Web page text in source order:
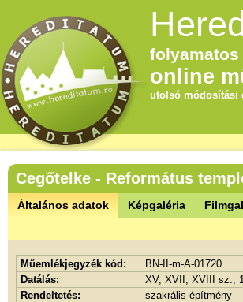
online
utolsó módosítási
Cegőtelke - Református
Általános adatok Képgaléria
Műemlékjegyzék kód:
BN-II-m-A-01720
Datálás:
XV, XVII, XVIII sz.,
Rendeltetés:
szakrális építmény